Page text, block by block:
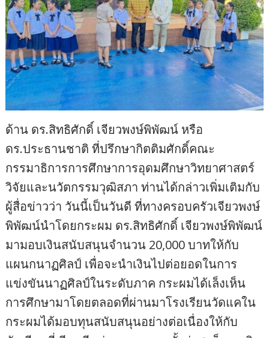
ด้าน ดร.สิทธิศักดิ์ เจียวพงษ์พิพัฒน์ หรือ
ดร.ประธานชาติ ที่ปรึกษากิตติมศักดิ์คณะ
กรรมาธิการการศึกษาการอุดมศึกษาวิทยาศาสตร์
วิจัยและนวัตกรรมวุฒิสภา ท่านได้กล่าวเพิ่มเติมกับ
ผู้สื่อข่าวว่า วันนี้เป็นวันดี ที่ทางครอบครัวเจียวพงษ์
พิพัฒน์นำโดยกระผม ดร.สิทธิศักดิ์ เจียวพงษ์พิพัฒน์
มามอบเงินสนับสนุนจำนวน 20,000 บาทให้กับ
แผนกนาฏศิลป์ เพื่อจะนำเงินไปต่อยอดในการ
แข่งขันนาฏศิลป์ในระดับภาค กระผมได้เล็งเห็น
การศึกษามาโดยตลอดที่ผ่านมาโรงเรียนวัดแคใน
กระผมได้มอบทุนสนับสนุนอย่างต่อเนื่องให้กับ